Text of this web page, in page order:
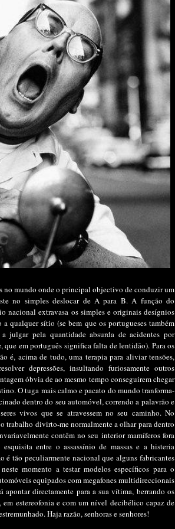
no mundo onde o principal objectivo de conduzir um
no simples deslocar de A para B. A função do
nacional extravasa os simples e originais desígnios
qualquer sítio (se bem que os portugueses também
julgar pela quantidade absurda de acidentes por
que em português significa falta de lentidão). Para os
é, acima de tudo, uma terapia para aliviar tensões,
depressões, insultando furiosamente outros
óbvia de ao mesmo tempo conseguirem chegar
O tuga mais calmo e pacato do mundo tranforma-
dentro do seu automóvel, correndo a palavrão e
vivos que se atravessem no seu caminho. No
trabalho divirto-me normalmente a olhar para dentro
contêm no seu interior mamíferos fora
entre o assassínio de massas e a histeria
é tão peculiarmente nacional que alguns fabricantes
momento a testar modelos específicos para o
equipados com megafones multidireccionais
apontar directamente para a sua vítima, berrando os
estereofonia e com um nível decibélico capaz de
Haja razão, senhoras e senhores!